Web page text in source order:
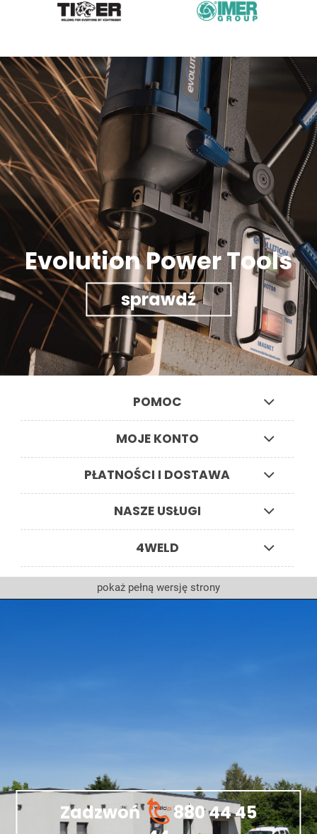
Evolution Power Tools
sprawdź
POMOC
MOJE KONTO
PŁATNOŚCI I DOSTAWA
NASZE USŁUGI
4WELD
pokaż pełną wersję strony
Zadzwoń
880 44 45